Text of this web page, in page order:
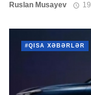
Ruslan Musayev
#QISA XƏBƏRLƏR